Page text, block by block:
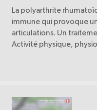
La polyarthrite
immune qui provoque
articulations. Un
Activité physique,